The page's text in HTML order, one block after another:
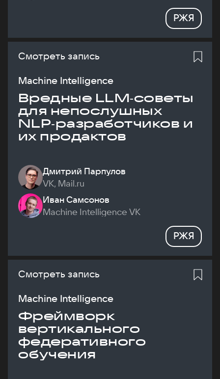
РЖЯ
Смотреть запись
Machine Intelligence
Вредные LLM‑советы
для непослушных
NLP‑разработчиков и
их продактов
Дмитрий Парпулов
VK, Mail.ru
Иван Самсонов
Machine Intelligence VK
РЖЯ
Смотреть запись
Machine Intelligence
Фреймворк
вертикального
федеративного
обучения